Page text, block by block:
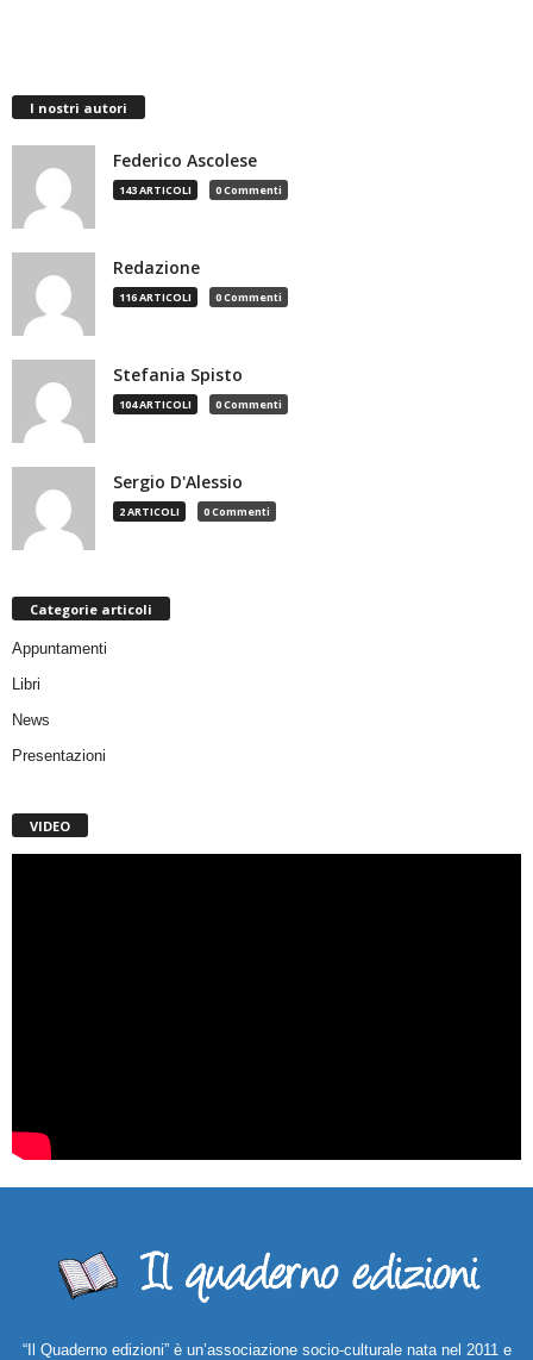
I nostri autori
Federico Ascolese
143 ARTICOLI 0 Commenti
Redazione
116 ARTICOLI 0 Commenti
Stefania Spisto
104 ARTICOLI 0 Commenti
Sergio D'Alessio
2 ARTICOLI 0 Commenti
Categorie articoli
Appuntamenti
Libri
News
Presentazioni
VIDEO
“Il Quaderno edizioni” è un’associazione socio-culturale nata nel 2011 e